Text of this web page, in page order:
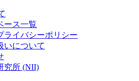
ース一覧
ライバシーポリシー
いについて
究所 (NII)